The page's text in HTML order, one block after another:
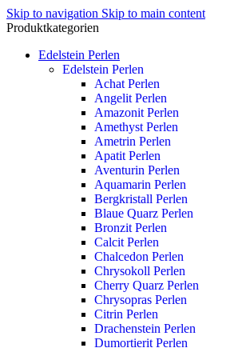
Skip to navigation Skip to main content
Produktkategorien
Edelstein Perlen
Edelstein Perlen
Achat Perlen
Angelit Perlen
Amazonit Perlen
Amethyst Perlen
Ametrin Perlen
Apatit Perlen
Aventurin Perlen
Aquamarin Perlen
Bergkristall Perlen
Blaue Quarz Perlen
Bronzit Perlen
Calcit Perlen
Chalcedon Perlen
Chrysokoll Perlen
Cherry Quarz Perlen
Chrysopras Perlen
Citrin Perlen
Drachenstein Perlen
Dumortierit Perlen